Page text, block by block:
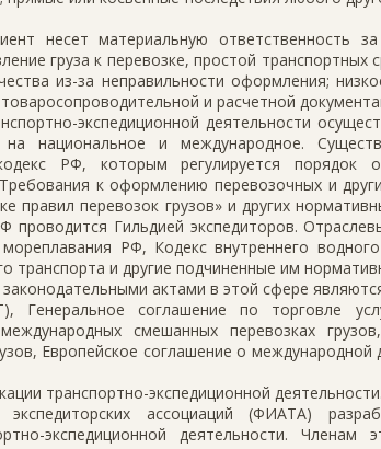
несет материальную ответственность
груза к перевозке, простой транспортных
из-за неправильности оформления;
и расчетной
экспедиционной деятельности
национальное и международное.
РФ, которым регулируется порядок
к оформлению перевозочных и
правил перевозок грузов» и других
Гильдией экспедиторов.
РФ, Кодекс внутреннего
транспорта и другие подчиненные им
актами в этой сфере
Генеральное соглашение по торговле
смешанных перевозках
Европейское соглашение о
транспортно-экспедиционной деятельности.
ассоциаций (ФИАТА)
экспедиционной деятельности. Членам